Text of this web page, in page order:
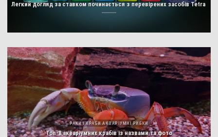
Легкий догляд за ставком починається з перевірених засобів Tetra
РАКИ І КРАБИ АКВАРІУМНІ РИБКИ
Топ-8 акваріумних крабів із назвами та фото